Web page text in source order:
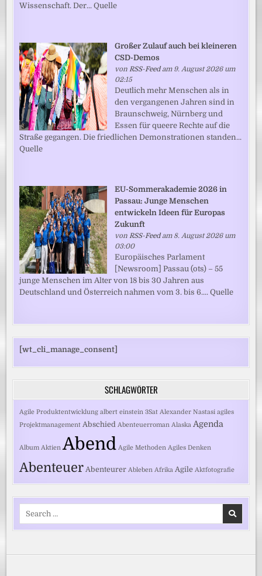
Wissenschaft. Der... Quelle
Großer Zulauf auch bei kleineren
CSD-Demos
vonRSS-Feedam 9. August 2026 um
02:15
Deutlich mehr Menschen als in
den vergangenen Jahren sind in
Braunschweig, Nürnberg und
Essen für queere Rechte auf die
Straße gegangen. Die friedlichen Demonstrationen standen...
Quelle
EU-Sommerakademie 2026 in
Passau: Junge Menschen
entwickeln Ideen für Europas
Zukunft
vonRSS-Feedam 8. August 2026 um
03:00
Europäisches Parlament
[Newsroom] Passau (ots) – 55
junge Menschen im Alter von 18 bis 30 Jahren aus
Deutschland und Österreich nahmen vom 3. bis 6.... Quelle
[wt_cli_manage_consent]
SCHLAGWÖRTER
Agile Produktentwicklung albert einstein 3Sat Alexander Nastasi agiles
Projektmanagement Abschied Abenteuerroman Alaska Agenda
Album Aktien Abend Agile Methoden Agiles Denken
Abenteuer Abenteurer Ableben Afrika Agile Aktfotografie
Search